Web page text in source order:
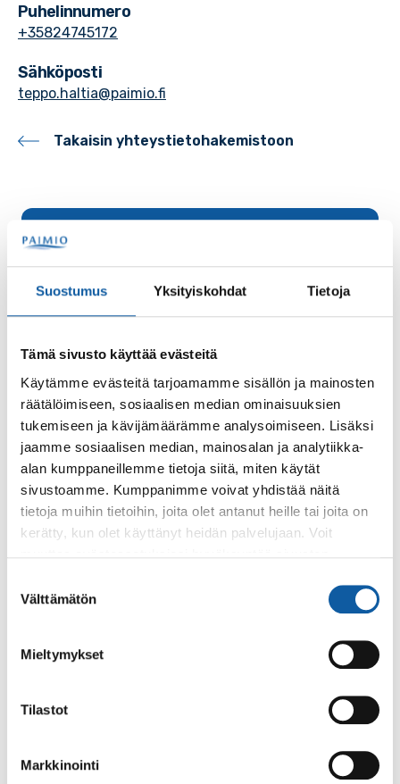
Suostumus Yksityiskohdat Tietoja
Tämä sivusto käyttää evästeitä
Käytämme evästeitä tarjoamamme sisällön ja mainosten
räätälöimiseen, sosiaalisen median ominaisuuksien
tukemiseen ja kävijämäärämme analysoimiseen. Lisäksi
jaamme sosiaalisen median, mainosalan ja analytiikka-
alan kumppaneillemme tietoja siitä, miten käytät
sivustoamme. Kumppanimme voivat yhdistää näitä
tietoja muihin tietoihin, joita olet antanut heille tai joita on
kerätty, kun olet käyttänyt heidän palvelujaan. Voit
valinta
Välttämätön
Mieltymykset
Tilastot
Markkinointi
Puhelinnumero
+35824745172
Sähköposti
teppo.haltia@paimio.fi
Takaisin yhteystietohakemistoon
Käyntiosoite: Vistantie 18
Postiosoite: PL 50, 21531 PAIMIO
Vaihde: (02) 474 511
Sähköposti:paimio.kaupunki@paimio.fi
Paimio-tieto
Tietoa Paimiosta
Kuntakortti